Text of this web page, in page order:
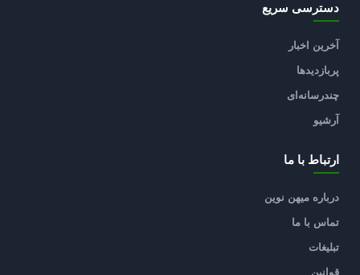
دسترسی سریع
آخرین اخبار
پربازدیدها
چندرسانه‌ای
آرشیو
ارتباط با ما
درباره میهن نوین
تماس با ما
تبلیغات
قوانین